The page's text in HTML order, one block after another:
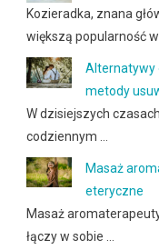
Kozieradka, znana
większą popularność
Alternatywy
metody
W dzisiejszych
codziennym …
Masaż
eteryczne
Masaż
łączy w sobie …